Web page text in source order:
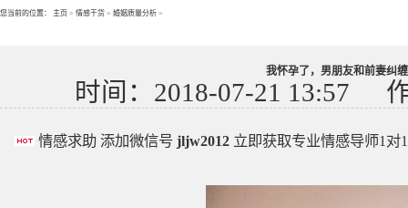
您当前的位置： 主页 > 情感干货 > 婚姻质量分析 >
我怀孕了，男朋友和前妻纠
时间：2018-07-21 13:57
情感求助 添加微信号 jljw2012 立即获取专业情感导师1对